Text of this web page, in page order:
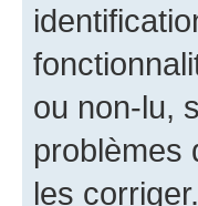
ou non-lu,
problèmes
les corriger.